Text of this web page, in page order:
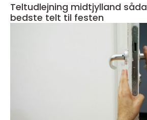
Teltudlejning midtjylland sådan får du det
bedste telt til festen